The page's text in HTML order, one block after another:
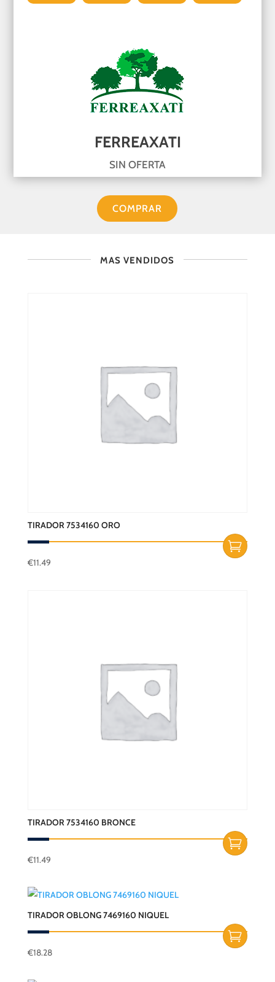
FERREAXATI
SIN OFERTA
COMPRAR
MAS VENDIDOS
TIRADOR 7534160 ORO
€11.49
TIRADOR 7534160 BRONCE
€11.49
TIRADOR OBLONG 7469160 NIQUEL
€18.28